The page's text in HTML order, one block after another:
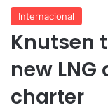
Internacional
Knutsen
new LNG
charter